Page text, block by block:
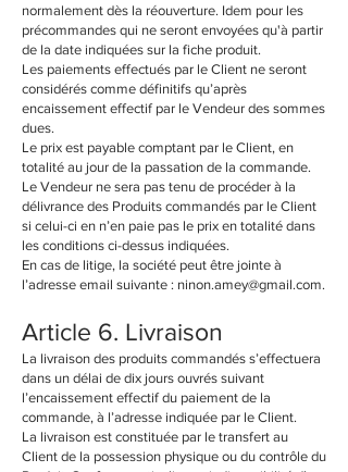
normalement dès la réouverture. Idem pour les
précommandes qui ne seront envoyées qu'à partir
de la date indiquées sur la fiche produit.
Les paiements effectués par le Client ne seront
considérés comme définitifs qu’après
encaissement effectif par le Vendeur des sommes
dues.
Le prix est payable comptant par le Client, en
totalité au jour de la passation de la commande.
Le Vendeur ne sera pas tenu de procéder à la
délivrance des Produits commandés par le Client
si celui-ci en n’en paie pas le prix en totalité dans
les conditions ci-dessus indiquées.
En cas de litige, la société peut être jointe à
l’adresse email suivante : ninon.amey@gmail.com.
Article 6. Livraison
La livraison des produits commandés s’effectuera
dans un délai de dix jours ouvrés suivant
l’encaissement effectif du paiement de la
commande, à l’adresse indiquée par le Client.
La livraison est constituée par le transfert au
Client de la possession physique ou du contrôle du